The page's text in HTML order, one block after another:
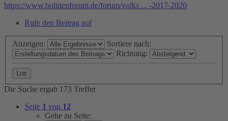
https://www.bolidenforum.de/forum/volks ... -2017-2020
Rufe den Beitrag auf
Anzeigen:
Sortiere nach:
Richtung:
Die Suche ergab 173 Treffer
Seite 1 von 12
Gehe zu Seite: